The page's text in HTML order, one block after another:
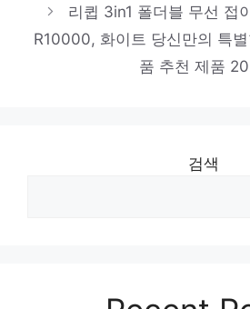
품 2024
홈플래닛 스탠드형 리
NDL1703R,
리큅 3in1 폴더블 무선 접
R10000, 화이트 당신만의 특
품 추천 제품
검색